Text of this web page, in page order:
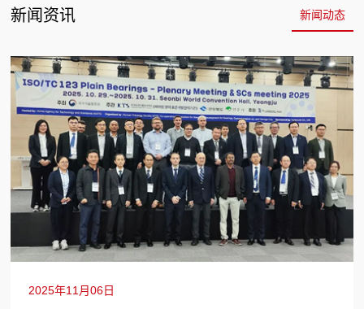
新闻资讯 新闻动态
2025年11月06日